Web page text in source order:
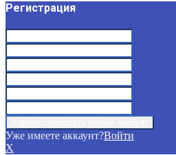
Регистрация
Уже имеете аккаунт?Войти
X